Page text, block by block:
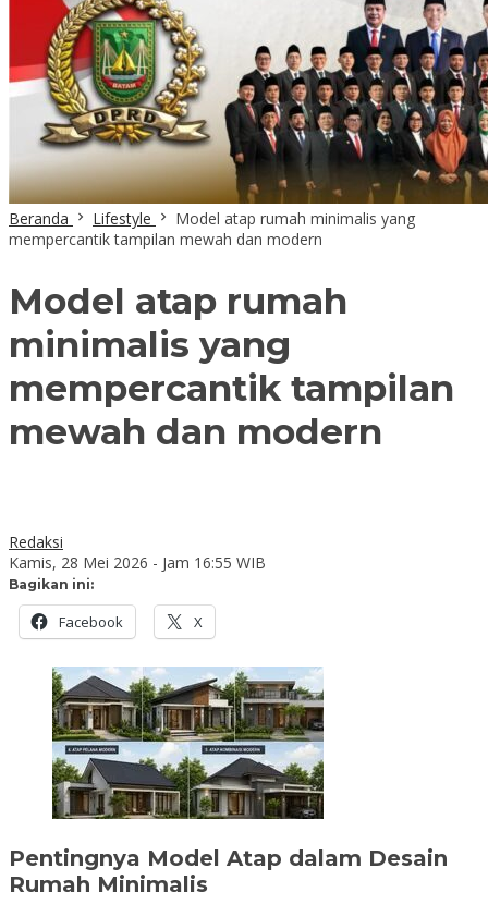
Beranda Lifestyle
Model atap rumah minimalis yang
mempercantik tampilan mewah dan modern
Model atap rumah
minimalis yang
mempercantik tampilan
mewah dan modern
Redaksi
Kamis, 28 Mei 2026 - Jam 16:55 WIB
Bagikan ini:
Facebook X
Pentingnya Model Atap dalam Desain
Rumah Minimalis